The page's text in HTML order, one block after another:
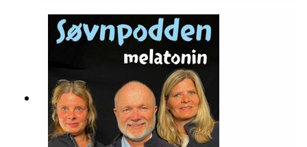
08:00 ein måndag morgon i august…I denne
episoden snakkar Søvnpodden om kvifor søvnen
vert forsinka i ferien, korleis vi kan unngå det, og
kva vi kan gjere for å komme raskere tilbake til
kvardagen når ferien er over.